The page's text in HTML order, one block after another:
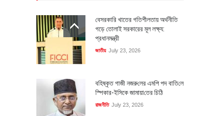
বেসরকারি খাতের গতিশীলতায় অর্থনীতি
গড়ে তোলাই সরকারের মূল লক্ষ্য:
প্রধানমন্ত্রী
জাতীয় July 23, 2026
বহিষ্কৃত গাজী নজরু‌লের এম‌পি পদ বা‌তি‌লে
স্পিকার-ইসিকে জামায়া‌তের চি‌ঠি
রাজনীতি July 23, 2026